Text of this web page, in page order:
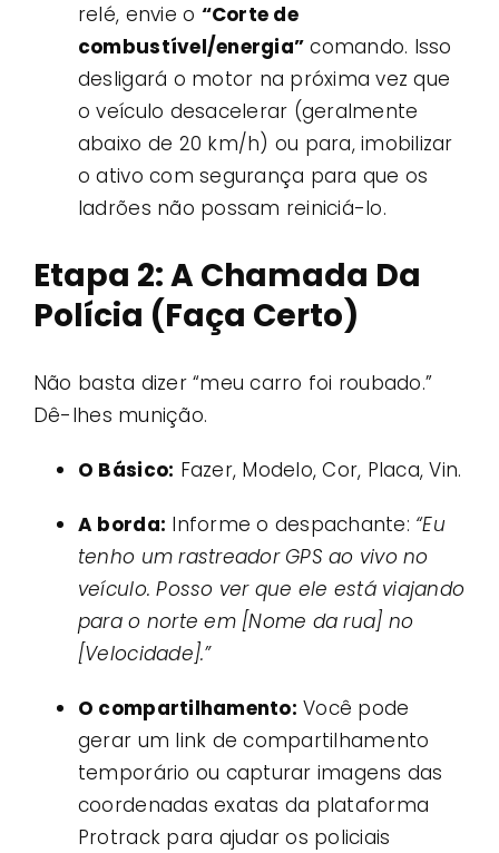
relé, envie o “Corte de
combustível/energia” comando. Isso
desligará o motor na próxima vez que
o veículo desacelerar (geralmente
abaixo de 20 km/h) ou para, imobilizar
o ativo com segurança para que os
ladrões não possam reiniciá-lo.
Etapa 2: A Chamada Da
Polícia (Faça Certo)
Não basta dizer “meu carro foi roubado.”
Dê-lhes munição.
O Básico: Fazer, Modelo, Cor, Placa, Vin.
A borda: Informe o despachante: “Eu
tenho um rastreador GPS ao vivo no
veículo. Posso ver que ele está viajando
para o norte em [Nome da rua] no
[Velocidade].”
O compartilhamento: Você pode
gerar um link de compartilhamento
temporário ou capturar imagens das
coordenadas exatas da plataforma
Protrack para ajudar os policiais